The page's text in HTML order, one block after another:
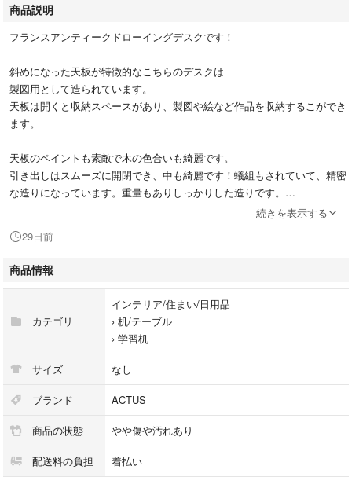
商品説明
フランスアンティークドローイングデスクです！
斜めになった天板が特徴的なこちらのデスクは
製図用として造られています。
天板は開くと収納スペースがあり、製図や絵など作品を収納するこができ
ます。
天板のペイントも素敵で木の色合いも綺麗です。
引き出しはスムーズに開閉でき、中も綺麗です！蟻組もされていて、精密
な造りになっています。重量もありしっかりした造りです。
ススメです。
使用に伴う小傷はありますが、全体的に見て美品です。ただ、新品ではあ
る方のみご購入よろしくお願い致します！
横101cm 奥行き55.5cm 高さ117.5cm
着払い設定ですが楽々家財便の送料上乗せ配送です。お住まいの地域によ
って送料が変わるので購入前にコメントからお住まいの地域をお知らせ下
さい。送料を上乗せ致します。
関東在住であれば私が直接配送することも可能です。その場合8000円で
続きを表示する
29日前
商品情報
カテゴリ
インテリア/住まい/日用品
› 机/テーブル
› 学習机
サイズ なし
ブランド ACTUS
商品の状態 やや傷や汚れあり
配送料の負担 着払い